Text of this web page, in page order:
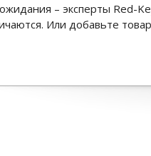
– эксперты Red-
Или добавьте